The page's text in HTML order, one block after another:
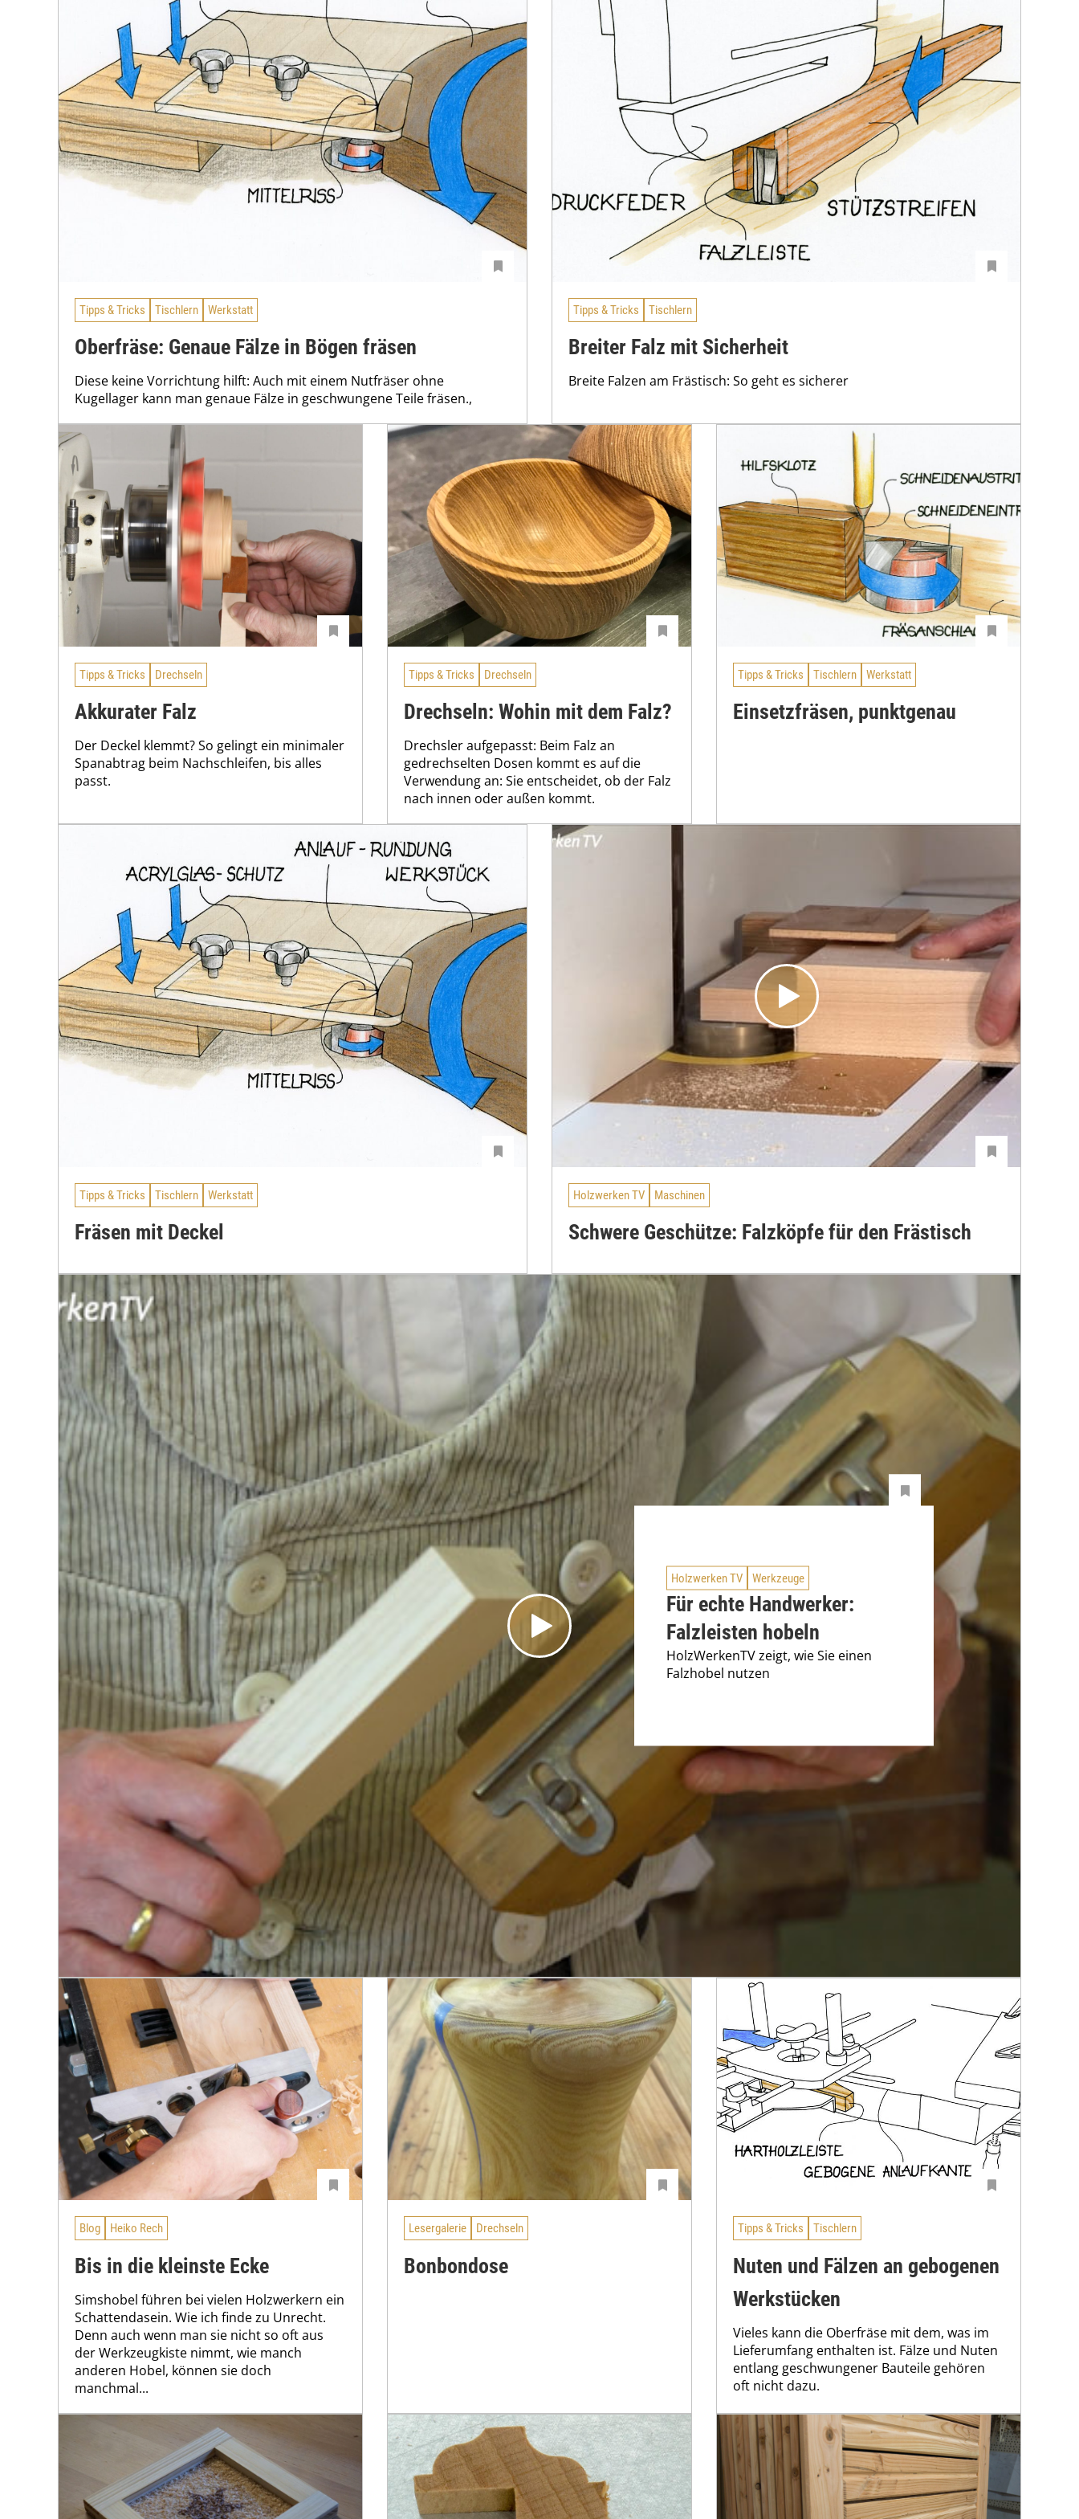
Tipps & Tricks Tischlern Werkstatt
Oberfräse: Genaue Fälze in Bögen fräsen
Diese keine Vorrichtung hilft: Auch mit einem Nutfräser ohne
Kugellager kann man genaue Fälze in geschwungene Teile fräsen.,
Tipps & Tricks Tischlern
Breiter Falz mit Sicherheit
Breite Falzen am Frästisch: So geht es sicherer
Tipps & Tricks Drechseln
Akkurater Falz
Der Deckel klemmt? So gelingt ein minimaler
Spanabtrag beim Nachschleifen, bis alles
passt.
Tipps & Tricks Drechseln
Drechseln: Wohin mit dem Falz?
Drechsler aufgepasst: Beim Falz an
gedrechselten Dosen kommt es auf die
Verwendung an: Sie entscheidet, ob der Falz
nach innen oder außen kommt.
Tipps & Tricks Tischlern Werkstatt
Einsetzfräsen, punktgenau
Tipps & Tricks Tischlern Werkstatt
Fräsen mit Deckel
Holzwerken TV Maschinen
Schwere Geschütze: Falzköpfe für den Frästisch
Holzwerken TV Werkzeuge
Für echte Handwerker:
Falzleisten hobeln
HolzWerkenTV zeigt, wie Sie einen
Falzhobel nutzen
Blog Heiko Rech
Bis in die kleinste Ecke
Simshobel führen bei vielen Holzwerkern ein
Schattendasein. Wie ich finde zu Unrecht.
Denn auch wenn man sie nicht so oft aus
der Werkzeugkiste nimmt, wie manch
anderen Hobel, können sie doch
manchmal...
Lesergalerie Drechseln
Bonbondose
Tipps & Tricks Tischlern
Nuten und Fälzen an gebogenen
Werkstücken
Vieles kann die Oberfräse mit dem, was im
Lieferumfang enthalten ist. Fälze und Nuten
entlang geschwungener Bauteile gehören
oft nicht dazu.